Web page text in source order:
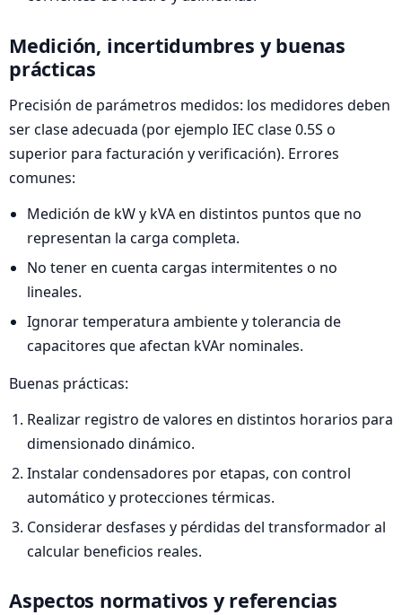
Medición, incertidumbres y buenas
prácticas
Precisión de parámetros medidos: los medidores deben
ser clase adecuada (por ejemplo IEC clase 0.5S o
superior para facturación y verificación). Errores
comunes:
Medición de kW y kVA en distintos puntos que no
representan la carga completa.
No tener en cuenta cargas intermitentes o no
lineales.
Ignorar temperatura ambiente y tolerancia de
capacitores que afectan kVAr nominales.
Buenas prácticas:
Realizar registro de valores en distintos horarios para
dimensionado dinámico.
Instalar condensadores por etapas, con control
automático y protecciones térmicas.
Considerar desfases y pérdidas del transformador al
calcular beneficios reales.
Aspectos normativos y referencias